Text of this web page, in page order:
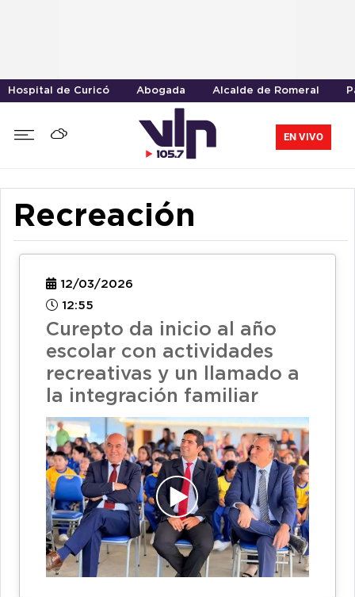
Hospital de Curicó Abogada Alcalde de Romeral
EN VIVO
Recreación
12/03/2026
12:55
Curepto da inicio al año
escolar con actividades
recreativas y un llamado a
la integración familiar